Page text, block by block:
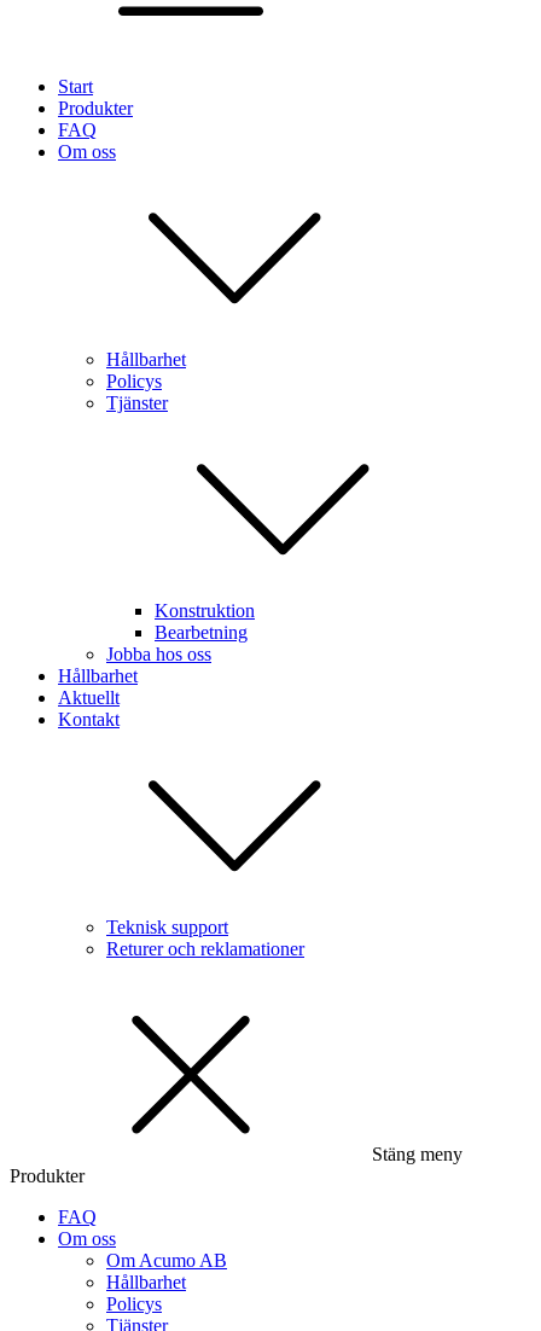
Start
Produkter
FAQ
Om oss
Hållbarhet
Policys
Tjänster
Konstruktion
Bearbetning
Jobba hos oss
Hållbarhet
Aktuellt
Kontakt
Teknisk support
Returer och reklamationer
Stäng meny
Produkter
FAQ
Om oss
Om Acumo AB
Hållbarhet
Policys
Tjänster